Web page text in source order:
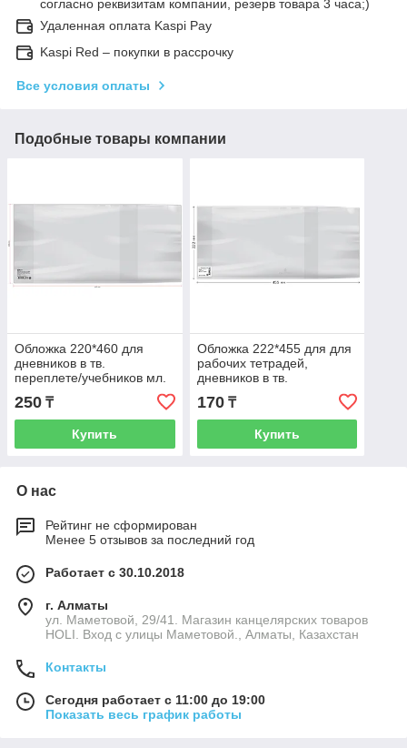
согласно реквизитам компании, резерв товара 3 часа;)
Удаленная оплата Kaspi Pay
Kaspi Red – покупки в рассрочку
Все условия оплаты
Подобные товары компании
Обложка 220*460 для
дневников в тв.
переплете/учебников мл.
классов/рабочих
тетрадей/прописей/дид. м
250 ₸
Купить
Обложка 222*455 для для
рабочих тетрадей,
дневников в тв.
переплете, дидактических
материалов, униве
170₸
Купить
О нас
Рейтинг не сформирован
Менее 5 отзывов за последний год
Работает с 30.10.2018
г. Алматы
ул. Маметовой, 29/41. Магазин канцелярских товаров
HOLI. Вход с улицы Маметовой., Алматы, Казахстан
Контакты
Сегодня работает с 11:00 до 19:00
Показать весь график работы